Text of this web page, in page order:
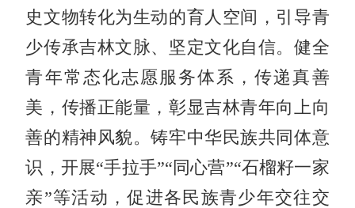
史文物转化为生动的育人空间，引导青
少传承吉林文脉、坚定文化自信。健全
青年常态化志愿服务体系，传递真善
美，传播正能量，彰显吉林青年向上向
善的精神风貌。铸牢中华民族共同体意
识，开展“手拉手”“同心营”“石榴籽一家
亲”等活动，促进各民族青少年交往交